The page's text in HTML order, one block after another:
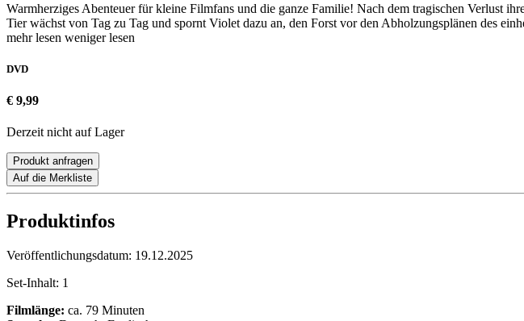
Warmherziges Abenteuer für kleine Filmfans und die ganze Familie! Nach dem tragischen Verlust
Tier wächst von Tag zu Tag und spornt Violet dazu an, den Forst vor den Abholzungsplänen des
mehr lesen weniger lesen
DVD
€ 9,99
Derzeit nicht auf Lager
Produkt anfragen
Auf die Merkliste
Produktinfos
Veröffentlichungsdatum: 19.12.2025
Set-Inhalt: 1
Filmlänge: ca. 79 Minuten